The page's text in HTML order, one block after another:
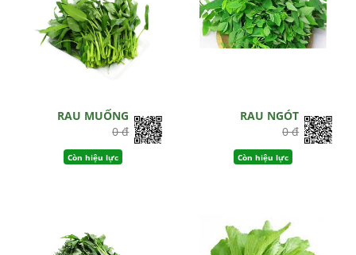
RAU MUỐNG
0 đ
Còn hiệu lực
RAU NGÓT
0 đ
Còn hiệu lực